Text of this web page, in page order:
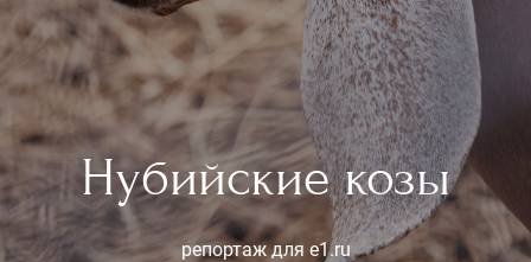
Нубийские козы
репортаж для e1.ru